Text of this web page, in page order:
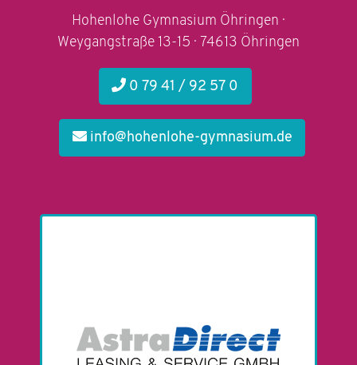
Hohenlohe Gymnasium Öhringen ·
Weygangstraße 13-15 · 74613 Öhringen
0 79 41 / 92 57 0
info@hohenlohe-gymnasium.de